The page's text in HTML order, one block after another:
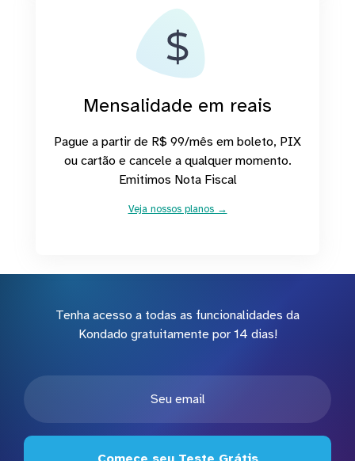
Mensalidade em reais
Pague a partir de R$ 99/mês em boleto, PIX
ou cartão e cancele a qualquer momento.
Emitimos Nota Fiscal
Veja nossos planos →
Tenha acesso a todas as funcionalidades da
Kondado gratuitamente por 14 dias!